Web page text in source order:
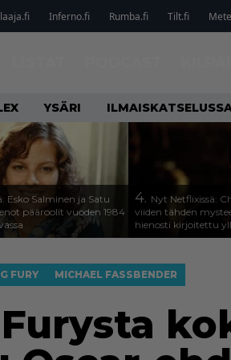
Inferno.fi Rumba.fi Tilt.fi
YSÄRI
Esko Salminen ja Satu
pääroolit vuoden 1984
4. Nyt Netflixissä:
viiden tähden
hienosti kirjoitettu
FURY MICHAEL FASSBENDER